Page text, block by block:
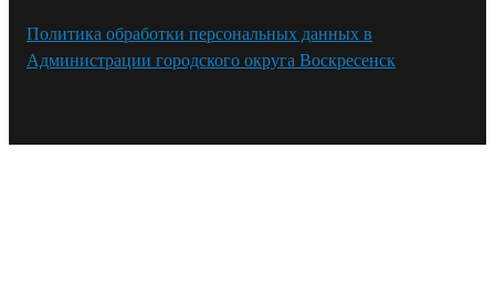
Политика обработки персональных данных в
Администрации городского округа Воскресенск